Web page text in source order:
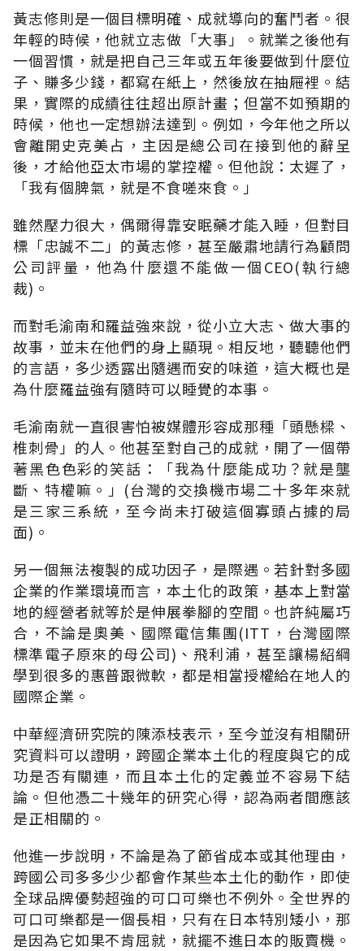
黃志修則是一個目標明確、成就導向的奮鬥者。很
年輕的時候，他就立志做「大事」。就業之後他有
一個習慣，就是把自己三年或五年後要做到什麼位
子、賺多少錢，都寫在紙上，然後放在抽屜裡。結
果，實際的成績往往超出原計畫；但當不如預期的
時候，他也一定想辦法達到。例如，今年他之所以
會離開史克美占，主因是總公司在接到他的辭呈
後，才給他亞太市場的掌控權。但他說：太遲了，
「我有個脾氣，就是不食嗟來食。」
雖然壓力很大，偶爾得靠安眠藥才能入睡，但對目
標「忠誠不二」的黃志修，甚至嚴肅地請行為顧問
公司評量，他為什麼還不能做一個CEO(執行總
裁)。
而對毛渝南和羅益強來說，從小立大志、做大事的
故事，並末在他們的身上顯現。相反地，聽聽他們
的言語，多少透露出隨遇而安的味道，這大概也是
為什麼羅益強有隨時可以睡覺的本事。
毛渝南就一直很害怕被媒體形容成那種「頭懸樑、
椎刺骨」的人。他甚至對自己的成就，開了一個帶
著黑色色彩的笑話：「我為什麼能成功？就是壟
斷、特權嘛。」(台灣的交換機市場二十多年來就
是三家三系統，至今尚未打破這個寡頭占據的局
面)。
另一個無法複製的成功因子，是際遇。若針對多國
企業的作業環境而言，本土化的政策，基本上對當
地的經營者就等於是伸展拳腳的空間。也許純屬巧
合，不論是奧美、國際電信集團(ITT，台灣國際
標準電子原來的母公司)、飛利浦，甚至讓楊紹綱
學到很多的惠普跟微軟，都是相當授權給在地人的
國際企業。
中華經濟研究院的陳添枝表示，至今並沒有相關研
究資料可以證明，跨國企業本土化的程度與它的成
功是否有關連，而且本土化的定義並不容易下結
論。但他憑二十幾年的研究心得，認為兩者間應該
是正相關的。
他進一步說明，不論是為了節省成本或其他理由，
跨國公司多多少少都會作某些本土化的動作，即使
全球品牌優勢超強的可口可樂也不例外。全世界的
可口可樂都是一個長相，只有在日本特別矮小，那
是因為它如果不肯屈就，就擺不進日本的販賣機。